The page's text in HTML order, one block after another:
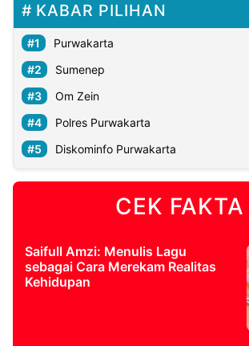
KABAR PILIHAN
Purwakarta
Sumenep
Om Zein
Polres Purwakarta
Diskominfo Purwakarta
CEK FAKTA
Saifull Amzi: Menulis Lagu
sebagai Cara Merekam Realitas
Kehidupan